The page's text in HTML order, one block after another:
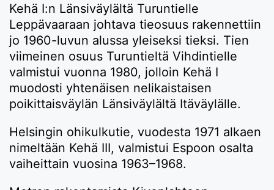
Kehä I:n Länsiväylältä Turuntielle
Leppävaaraan johtava tieosuus rakennettiin
jo 1960-luvun alussa yleiseksi tieksi. Tien
viimeinen osuus Turuntieltä Vihdintielle
valmistui vuonna 1980, jolloin Kehä I
muodosti yhtenäisen nelikaistaisen
poikittaisväylän Länsiväylältä Itäväylälle.
Helsingin ohikulkutie, vuodesta 1971 alkaen
nimeltään Kehä III, valmistui Espoon osalta
vaiheittain vuosina 1963–1968.